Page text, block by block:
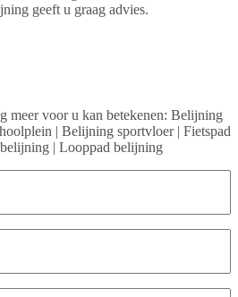
geeft u graag advies.
meer voor u kan betekenen: Belijning
| Belijning sportvloer| Fietspad
| Looppad belijning